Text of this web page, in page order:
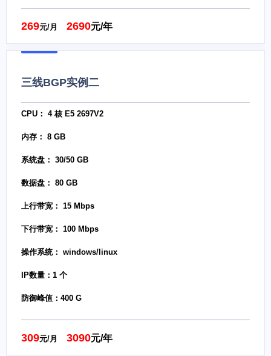
269元/月 2690元/年
三线BGP实例二
CPU： 4 核 E5 2697V2
内存： 8 GB
系统盘： 30/50 GB
数据盘： 80 GB
上行带宽： 15 Mbps
下行带宽： 100 Mbps
操作系统： windows/linux
IP数量：1 个
防御峰值：400 G
309元/月 3090元/年